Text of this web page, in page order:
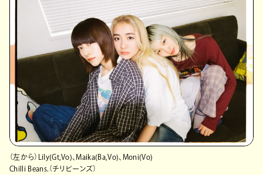
（左から）Lily(Gt,Vo)、Maika(Ba,Vo)、Moni(Vo)
Chilli Beans.（チリビーンズ）